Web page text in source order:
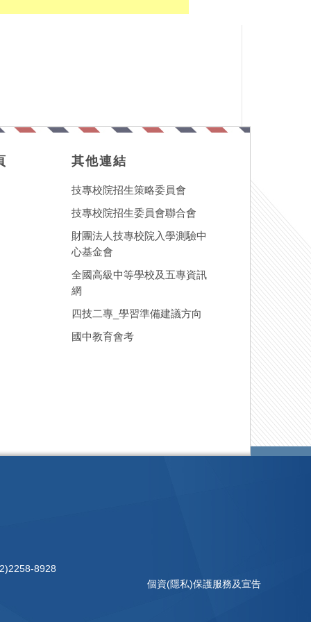
其他連結
技專校院招生策略委員會
技專校院招生委員會聯合會
財團法人技專校院入學測驗中
心基金會
全國高級中等學校及五專資訊
網
四技二專_學習準備建議方向
國中教育會考
8928
個資(隱私)保護服務及宣告